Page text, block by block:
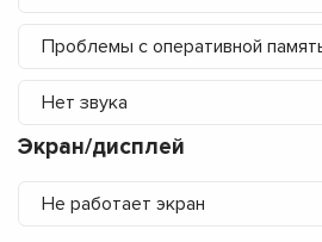
Проблемы с оперативной
Нет звука
Экран/дисплей
Не работает экран